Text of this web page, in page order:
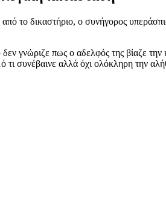
το δικαστήριο, ο συνήγορος
γνώριζε πως ο αδελφός της βίαζε
τι συνέβαινε αλλά όχι ολόκληρη την